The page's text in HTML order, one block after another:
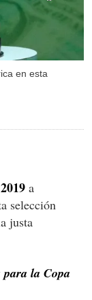
en esta
a
selección
justa
la Copa